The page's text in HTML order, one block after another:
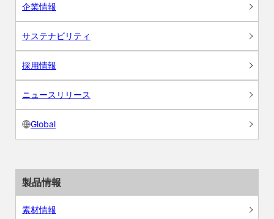
企業情報
サステナビリティ
採用情報
ニュースリリース
Global
製品情報
素材情報